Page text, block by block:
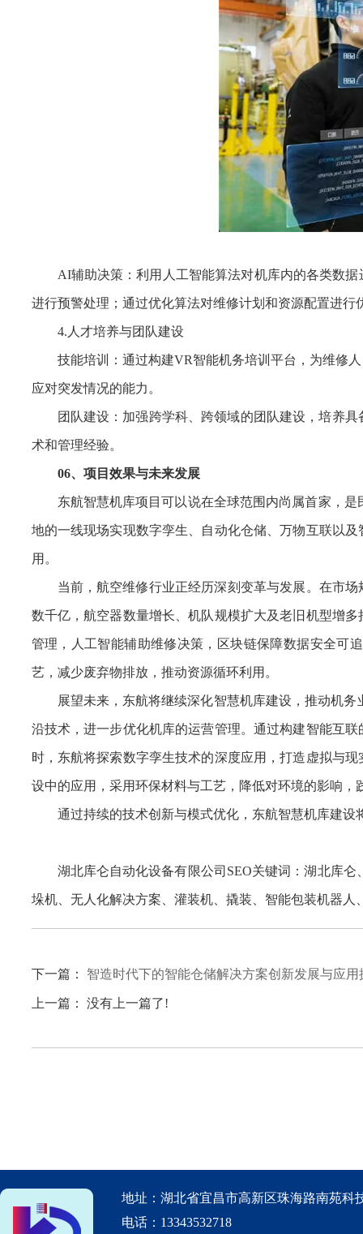
AI辅助决策：利用人工智能算法对机库内的各类数
进行预警处理；通过优化算法对维修计划和资源配置进行
4.人才培养与团队建设
技能培训：通过构建VR智能机务培训平台，为维修
应对突发情况的能力。
团队建设：加强跨学科、跨领域的团队建设，培养
术和管理经验。
06、 项目效果与未来发展
东航智慧机库项目可以说在全球范围内尚属首家，
地的一线现场实现数字孪生、自动化仓储、万物互联以
用。
当前，航空维修行业正经历深刻变革与发展。在市
数千亿，航空器数量增长、机队规模扩大及老旧机型增
管理，人工智能辅助维修决策，区块链保障数据安全可
艺，减少废弃物排放，推动资源循环利用。
展望未来，东航将继续深化智慧机库建设，推动机
沿技术，进一步优化机库的运营管理。通过构建智能互
时，东航将探索数字孪生技术的深度应用，打造虚拟与
设中的应用，采用环保材料与工艺，降低对环境的影响，
通过持续的技术创新与模式优化，东航智慧机库建
湖北库仑自动化设备有限公司SEO关键词：湖北库
垛机、无人化解决方案、灌装机、撬装、智能包装机器人
下一篇： 智造时代下的智能仓储解决方案创新发展与应用
上一篇： 没有上一篇了!
地址：湖北省宜昌市高新区珠海路南苑科
电话：13343532718